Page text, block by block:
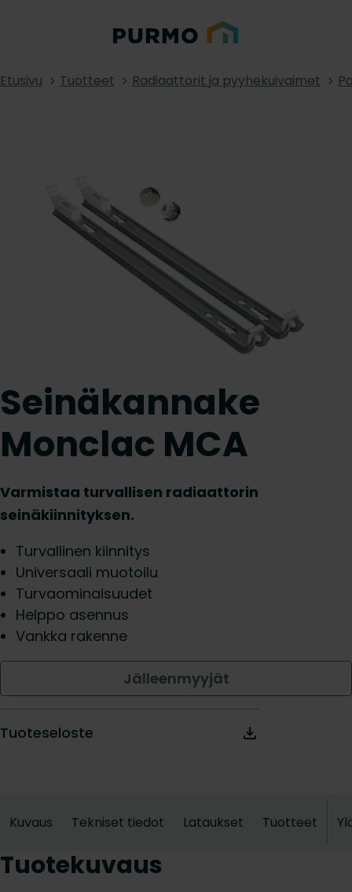
Etusivu Tuotteet Radiaattorit ja pyyhekuivaimet
Seinäkannake
Monclac MCA
Varmistaa turvallisen radiaattorin
seinäkiinnityksen.
Turvallinen kiinnitys
Universaali muotoilu
Turvaominaisuudet
Helppo asennus
Vankka rakenne
Jälleenmyyjät
Tuoteseloste
Kuvaus Tekniset tiedot Lataukset Tuotteet
Tuotekuvaus